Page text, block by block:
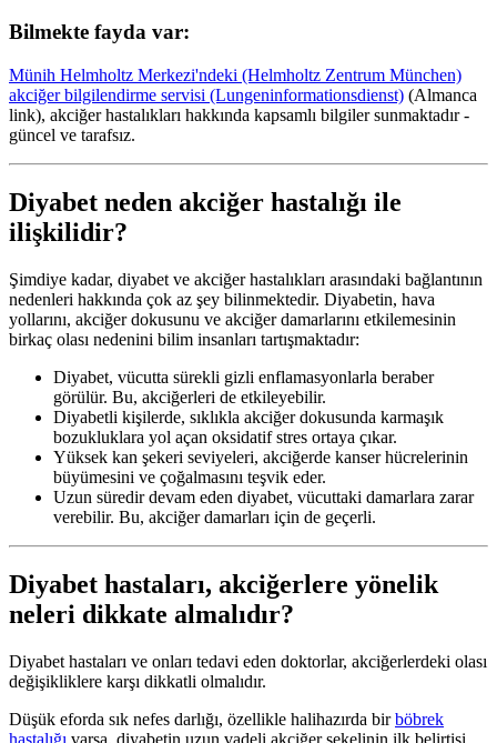
Bilmekte fayda var:
Münih Helmholtz Merkezi'ndeki (Helmholtz Zentrum München)
akciğer bilgilendirme servisi (Lungeninformationsdienst) (Almanca
link), akciğer hastalıkları hakkında kapsamlı bilgiler sunmaktadır -
güncel ve tarafsız.
Diyabet neden akciğer hastalığı ile
ilişkilidir?
Şimdiye kadar, diyabet ve akciğer hastalıkları arasındaki bağlantının
nedenleri hakkında çok az şey bilinmektedir. Diyabetin, hava
yollarını, akciğer dokusunu ve akciğer damarlarını etkilemesinin
birkaç olası nedenini bilim insanları tartışmaktadır:
Diyabet, vücutta sürekli gizli enflamasyonlarla beraber
görülür. Bu, akciğerleri de etkileyebilir.
Diyabetli kişilerde, sıklıkla akciğer dokusunda karmaşık
bozukluklara yol açan oksidatif stres ortaya çıkar.
Yüksek kan şekeri seviyeleri, akciğerde kanser hücrelerinin
büyümesini ve çoğalmasını teşvik eder.
Uzun süredir devam eden diyabet, vücuttaki damarlara zarar
verebilir. Bu, akciğer damarları için de geçerli.
Diyabet hastaları, akciğerlere yönelik
neleri dikkate almalıdır?
Diyabet hastaları ve onları tedavi eden doktorlar, akciğerlerdeki olası
değişikliklere karşı dikkatli olmalıdır.
Düşük eforda sık nefes darlığı, özellikle halihazırda birböbrek
hastalığı varsa, diyabetin uzun vadeli akciğer sekelinin ilk belirtisi